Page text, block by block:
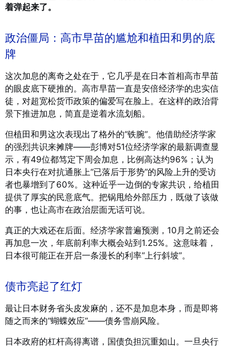
着弹起来了。
政治僵局：高市早苗的尴尬和植田和男的底
牌
这次加息的离奇之处在于，它几乎是在日本首相高市早苗
的眼皮底下硬推的。高市早苗一直是安倍经济学的忠实信
徒，对超宽松货币政策的偏爱写在脸上。在这样的政治背
景下推进加息，简直是逆着水流划船。
但植田和男这次表现出了格外的“铁腕”。他借助经济学家
的强烈共识来摊牌——彭博对51位经济学家的最新调查显
示，有49位都笃定下周会加息，比例高达约96%；认为
日本央行在对抗通胀上“已落后于形势”的风险上升的受访
者也暴增到了60%。这种近乎一边倒的专家共识，给植田
提供了厚实的民意底气。把锅甩给外部压力，既做了该做
的事，也让高市在政治层面无话可说。
真正的大戏还在后面。经济学家普遍预测，10月之前还会
再加息一次，年底前利率大概会站到1.25%。这意味着，
日本很可能正在开启一条漫长的利率“上行斜坡”。
债市亮起了红灯
最让日本财务省头皮发麻的，还不是加息本身，而是即将
随之而来的“蝴蝶效应”——债务雪崩风险。
日本政府的杠杆高得离谱，国债负担沉重如山。一旦央行